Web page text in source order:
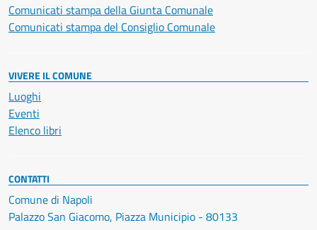
Comunicati stampa della Giunta Comunale
Comunicati stampa del Consiglio Comunale
VIVERE IL COMUNE
Luoghi
Eventi
Elenco libri
CONTATTI
Comune di Napoli
Palazzo San Giacomo, Piazza Municipio - 80133